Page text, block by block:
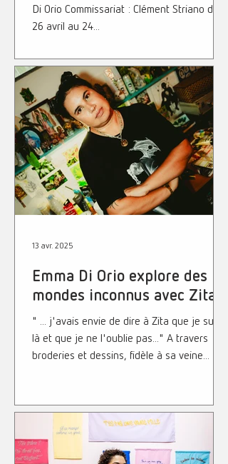
Di Orio Commissariat : Clément Striano du
26 avril au 24...
Emma Di Orio explore des
mondes inconnus avec Zita !
" ... j'avais envie de dire à Zita que je suis
là et que je ne l'oublie pas..." A travers
broderies et dessins, fidèle à sa veine...
13 avr. 2025